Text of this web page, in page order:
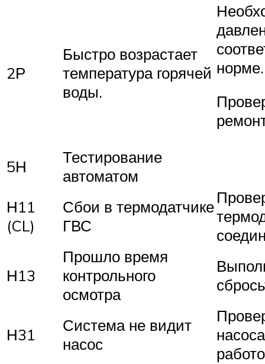
2Р
Быстро возрастает
температура горячей
воды.
норме.
5Н
Тестирование
автоматом
Н11
(CL)
Сбои в термодатчике
ГВС
Н13
Прошло время
контрольного
осмотра
Н31
Система не видит
насос